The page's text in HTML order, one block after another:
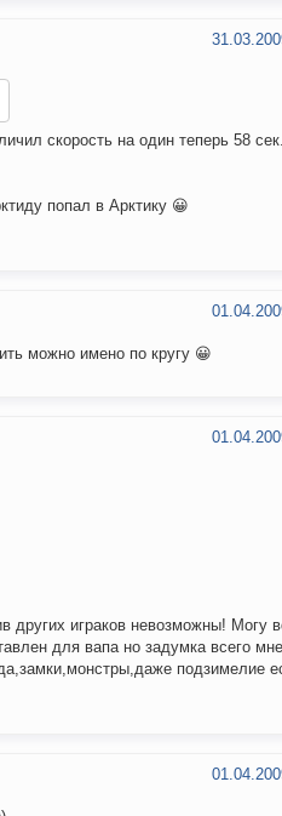
скорость на один теперь 58
попал в Арктику 😀
можно имено по кругу 😀
других играков невозможны! Могу
для вапа но задумка всего мне
подзимелие